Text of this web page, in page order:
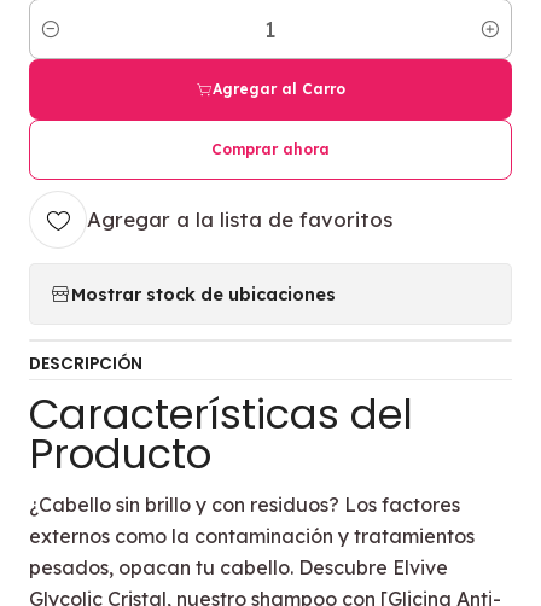
Cantidad
Agregar al Carro
Comprar ahora
Agregar a la lista de favoritos
Mostrar stock de ubicaciones
DESCRIPCIÓN
Características del
Producto
¿Cabello sin brillo y con residuos? Los factores
externos como la contaminación y tratamientos
pesados, opacan tu cabello. Descubre Elvive
Glycolic Cristal, nuestro shampoo con [Glicina Anti-